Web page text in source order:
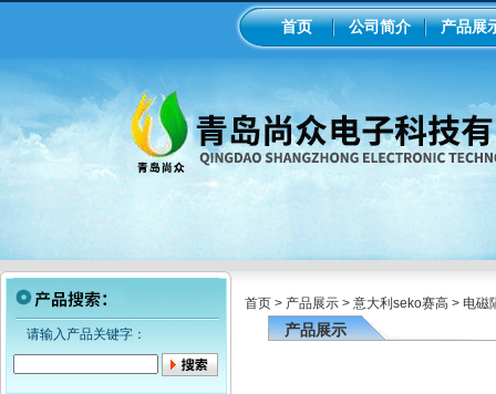
首页 公司简介 产品展
请输入产品关键字：
首页 > 产品展示 > 意大利seko赛高 > 电磁
产品展示